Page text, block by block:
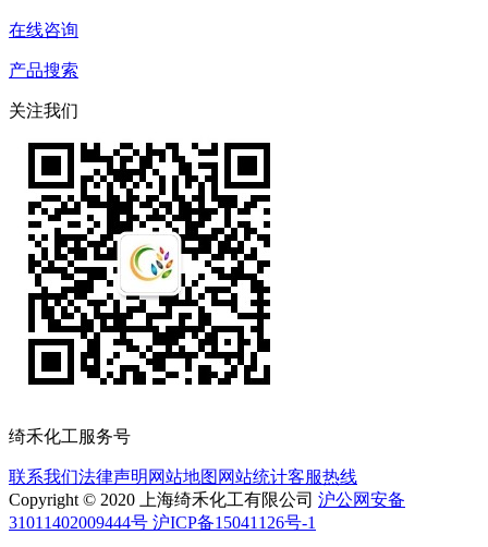
在线咨询
产品搜索
关注我们
绮禾化工服务号
联系我们法律声明 网站地图 网站统计客服热线
Copyright © 2020 上海绮禾化工有限公司 沪公网安备
31011402009444号 沪ICP备15041126号-1